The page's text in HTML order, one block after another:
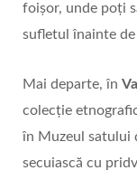
foișor, unde poți
sufletul înainte
Mai departe, în
colecție
în Muzeul satului
secuiască cu